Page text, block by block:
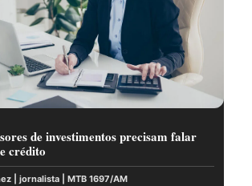
de investimentos precisam falar
crédito
| jornalista | MTB 1697/AM